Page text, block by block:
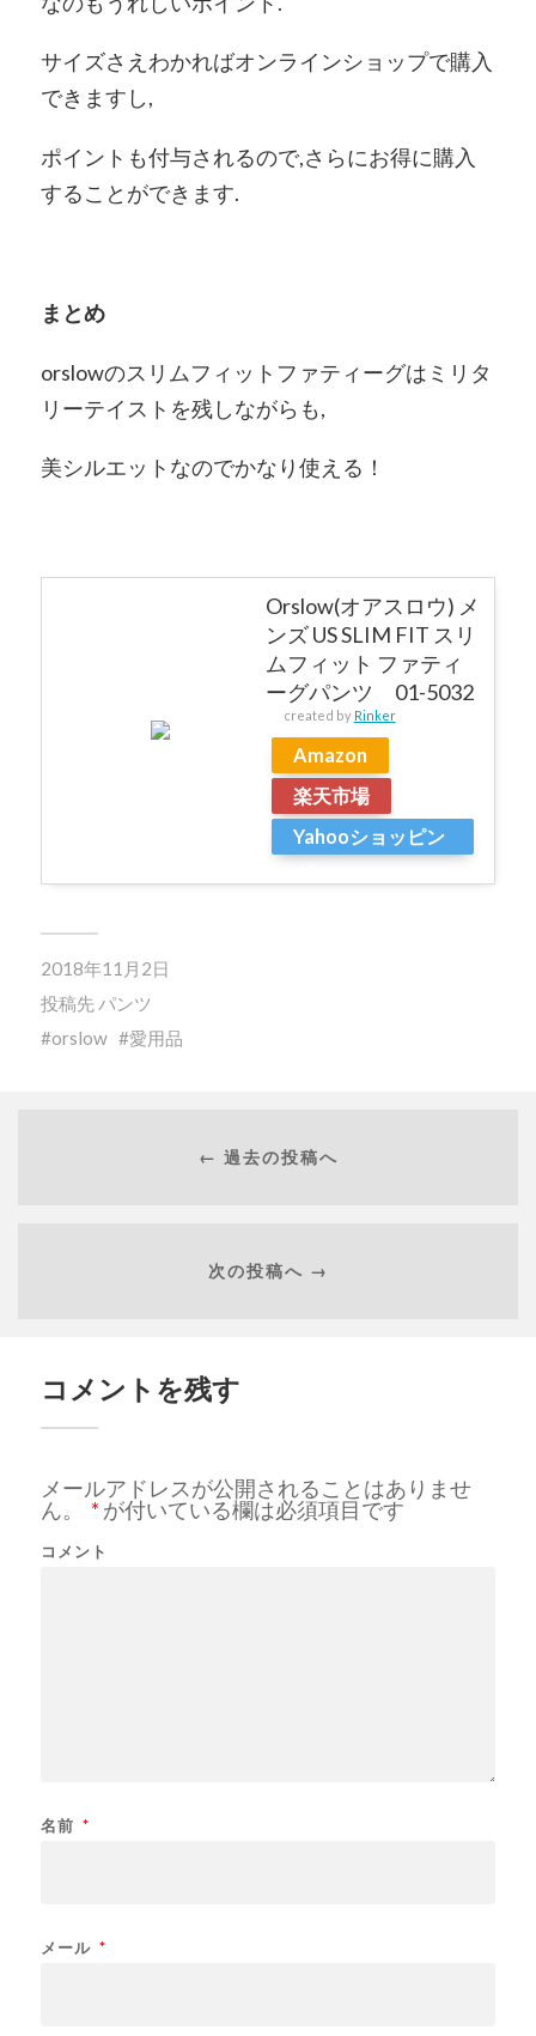
サイズさえわかればオンラインショップで購入
できますし,
ポイントも付与されるので,さらにお得に購入
することができます.
まとめ
orslowのスリムフィットファティーグはミリタ
リーテイストを残しながらも,
美シルエットなのでかなり使える！
Orslow(オアスロウ) メ
ンズ US SLIM FIT スリ
ムフィット ファティ
ーグパンツ 01-5032
created by Rinker
Amazon
楽天市場
Yahooショッピン
2018年11月2日
投稿先 パンツ
orslow
愛用品
← 過去の投稿へ
次の投稿へ →
コメントを残す
メールアドレスが公開されることはありませ
ん。
* が付いている欄は必須項目です
コメント
名前 *
メール *